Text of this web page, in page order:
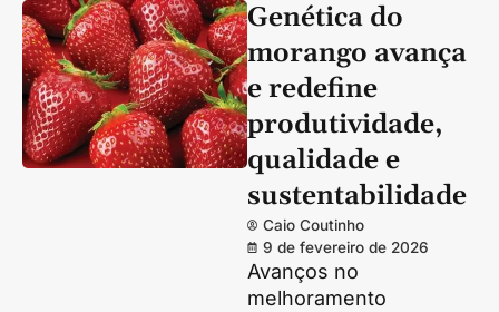
Genética do
morango avança
e redefine
produtividade,
qualidade e
sustentabilidade
Caio Coutinho
9 de fevereiro de 2026
Avanços no
melhoramento